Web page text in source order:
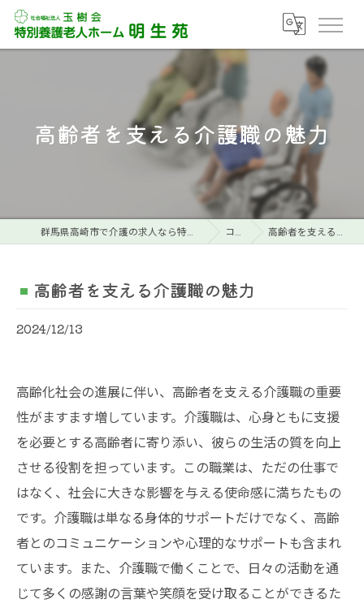
高齢者を支える介護職の魅力
群馬県高崎市で介護の求人なら特別養護老人ホーム明生苑 コラム 高齢者を支える介護職の魅力
高齢者を支える介護職の魅力
2024/12/13
高齢化社会の進展に伴い、高齢者を支える介護職の重要
性がますます増しています。介護職は、心身ともに支援
を必要とする高齢者に寄り添い、彼らの生活の質を向上
させる役割を担っています。この職業は、ただの仕事で
はなく、社会に大きな影響を与える使命感に満ちたもの
です。介護職は単なる身体的サポートだけでなく、高齢
者とのコミュニケーションや心理的なサポートも含まれ
ています。また、介護職で働くことで、日々の活動を通
じて多くの感謝の言葉や笑顔を受け取ることができるた